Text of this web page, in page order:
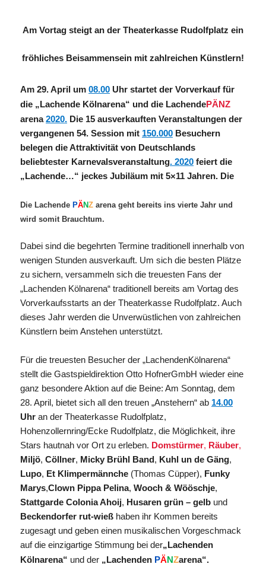
Am Vortag steigt an der Theaterkasse Rudolfplatz ein
fröhliches Beisammensein mit zahlreichen Künstlern!
Am 29. April um 08.00 Uhr startet der Vorverkauf für
die „Lachende Kölnarena“ und die LachendePÄNZ
arena 2020. Die 15 ausverkauften Veranstaltungen der
vergangenen 54. Session mit 150.000 Besuchern
belegen die Attraktivität von Deutschlands
beliebtester Karnevalsveranstaltung. 2020 feiert die
„Lachende…“ jeckes Jubiläum mit 5×11 Jahren. Die
Die Lachende PÄNZ arena geht bereits ins vierte Jahr und
wird somit Brauchtum.
Dabei sind die begehrten Termine traditionell innerhalb von
wenigen Stunden ausverkauft. Um sich die besten Plätze
zu sichern, versammeln sich die treuesten Fans der
„Lachenden Kölnarena“ traditionell bereits am Vortag des
Vorverkaufsstarts an der Theaterkasse Rudolfplatz. Auch
dieses Jahr werden die Unverwüstlichen von zahlreichen
Künstlern beim Anstehen unterstützt.
Für die treuesten Besucher der „LachendenKölnarena“
stellt die Gastspieldirektion Otto HofnerGmbH wieder eine
ganz besondere Aktion auf die Beine: Am Sonntag, dem
28. April, bietet sich all den treuen „Anstehern“ ab 14.00
Uhr an der Theaterkasse Rudolfplatz,
Hohenzollernring/Ecke Rudolfplatz, die Möglichkeit, ihre
Stars hautnah vor Ort zu erleben. Domstürmer, Räuber,
Miljö, Cöllner, Micky Brühl Band , Kuhl un de Gäng,
Lupo, Et Klimpermännche (Thomas Cüpper), Funky
Marys,Clown Pippa Pelina, Wooch & Wööschje,
Stattgarde ColoniaAhoij, Husaren grün – gelb und
Beckendorfer rut-wieß haben ihr Kommen bereits
zugesagt und geben einen musikalischen Vorgeschmack
auf die einzigartige Stimmung bei der„Lachenden
Kölnarena“ und der „ Lachenden PÄNZarena“.